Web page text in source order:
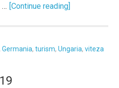
… [Continue reading]
,Germania,turism,Ungaria,viteza